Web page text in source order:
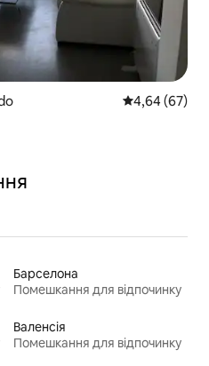
Середня
4,64 (67)
Барселона
Помешкання для відпочинку
Валенсія
Помешкання для відпочинку